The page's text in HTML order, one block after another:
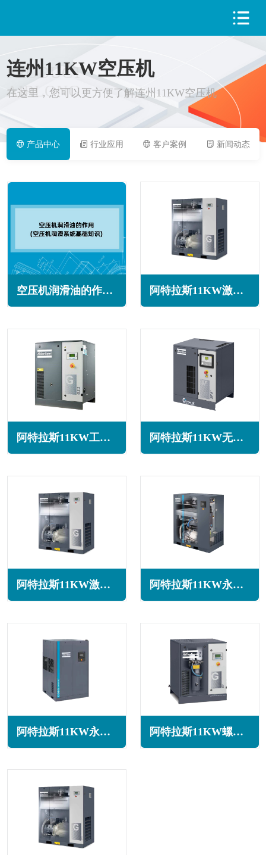
PRODUCT
AIRLONG
连州11KW空压机
在这里，您可以更方便了解连州11KW空压机
产品中心 行业应用 客户案例 新闻动态
空压机润滑油的作用(空压机润滑系统基础知识) 阿特拉斯11KW激光切割专用空压机GA11系列
阿特拉斯11KW工频螺杆空压机GA11系列 阿特拉斯11KW无油涡旋空压机SF11+系列
阿特拉斯11KW激光配套空压机GA11+系列 阿特拉斯11KW永磁变频螺杆空压机GA11 VSD iPM系列
阿特拉斯11KW永磁变频空压机GA11 VSD+系列 阿特拉斯11KW螺杆空压机G11系列